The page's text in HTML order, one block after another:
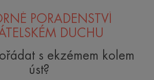
PORADENSTVÍ
DUCHU
s ekzémem kolem
úst?